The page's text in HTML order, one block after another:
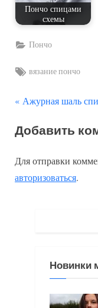
Пончо спицами
схемы
Пончо
Tags:
вязание пончо
по
записям
П
е
ы
д
Ажурная шаль
Добавить
Для отправки
авторизоваться.
Новинки